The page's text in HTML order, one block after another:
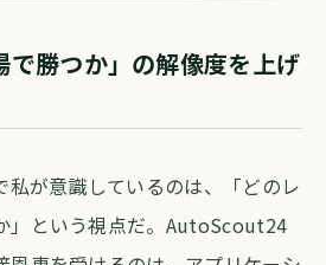
で勝つか」の解像度を上げ
私が意識しているのは、「どのレ
」という視点だ。AutoScout24